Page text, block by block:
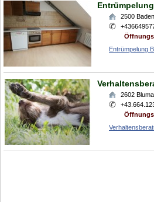
2500 Baden
Entrümpelung
2602